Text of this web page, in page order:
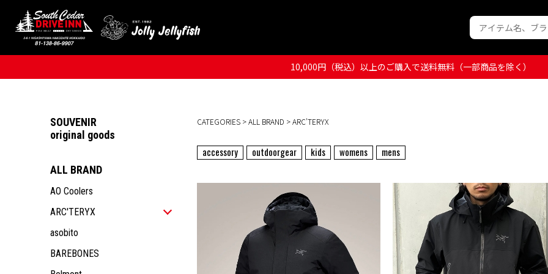
10,000円（税込）以上のご購入で送料無料（一部商品を除く）
SOUVENIR
original goods
ALL BRAND
AO Coolers
ARC'TERYX
ALL ITEM
ALL ITEM
WOMEN
asobito
BAREBONES
CATEGORIES >ALL BRAND > ARC'TERYX
accessory outdoorgear kids womens mens